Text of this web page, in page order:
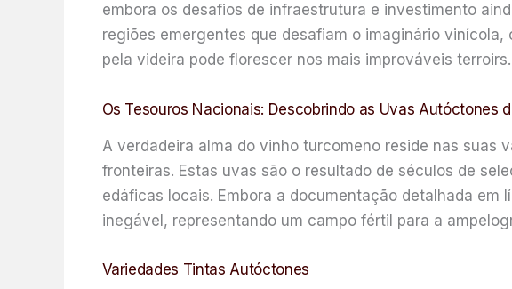
embora os desafios de infraestrutura e investimento
regiões emergentes que desafiam o imaginário vinícola,
pela videira pode florescer nos mais improváveis terroirs.
Os Tesouros Nacionais: Descobrindo as Uvas Autóctones
A verdadeira alma do vinho turcomeno reside nas suas
fronteiras. Estas uvas são o resultado de séculos de
edáficas locais. Embora a documentação detalhada
inegável, representando um campo fértil para a
Variedades Tintas Autóctones